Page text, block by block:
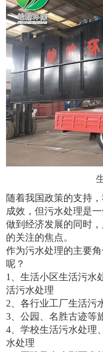
随着我国政策的支持
成效，但污水处理是
做到经济发展的同时
的关注的焦点。
作为污水处理的主要
呢？
1
、生活小区生活污
活污水处理
2 、各行业工厂生活
3 、公园、名胜古迹
4 、学校生活污水处
水处理